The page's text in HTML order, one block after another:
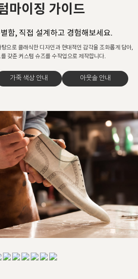
마이징 가이드
함, 직접 설계하고 경험해보세요.
으로 클래식한 디자인과 현대적인 감각을 조화롭게 담아,
갖춘 커스텀 슈즈를 수작업으로 제작합니다.
가죽 색상 안내 아웃솔 안내